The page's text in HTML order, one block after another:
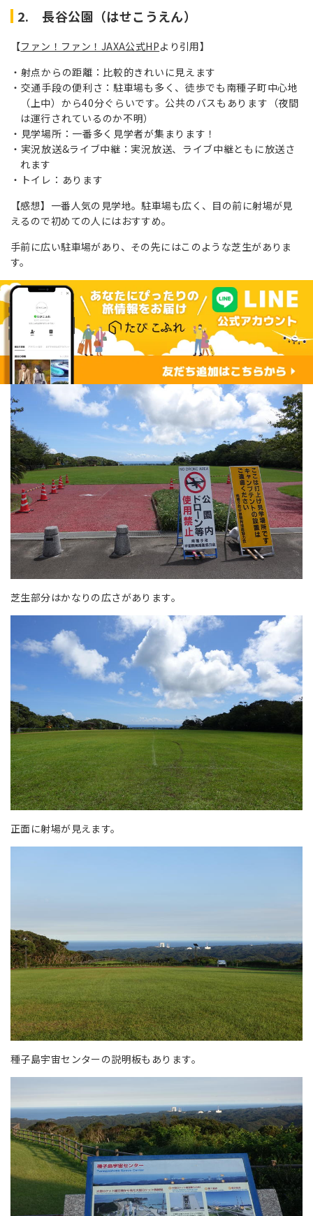
2. 長谷公園（はせこうえん）
【ファン！ファン！JAXA公式HPより引用】
射点からの距離：比較的きれいに見えます
交通手段の便利さ：駐車場も多く、徒歩でも南種子町中心地
（上中）から40分ぐらいです。公共のバスもあります（夜間
は運行されているのか不明）
見学場所：一番多く見学者が集まります！
実況放送&ライブ中継：実況放送、ライブ中継ともに放送さ
れます
トイレ：あります
【感想】一番人気の見学地。駐車場も広く、目の前に射場が見
えるので初めての人にはおすすめ。
手前に広い駐車場があり、その先にはこのような芝生がありま
す。
芝生部分はかなりの広さがあります。
正面に射場が見えます。
種子島宇宙センターの説明板もあります。